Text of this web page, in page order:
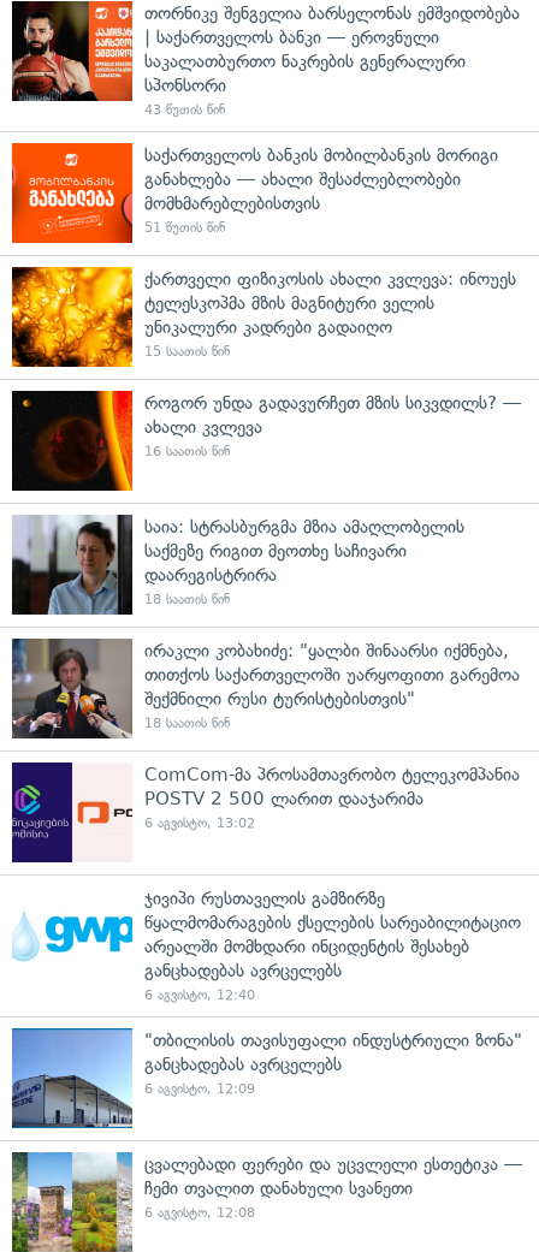
თორნიკე შენგელია ბარსელონას ემშვიდობება
| საქართველოს ბანკი — ეროვნული
საკალათბურთო ნაკრების გენერალური
სპონსორი
43 წუთის წინ
საქართველოს ბანკის მობილბანკის მორიგი
განახლება — ახალი შესაძლებლობები
მომხმარებლებისთვის
51 წუთის წინ
ქართველი ფიზიკოსის ახალი კვლევა: ინოუეს
ტელესკოპმა მზის მაგნიტური ველის
უნიკალური კადრები გადაიღო
15 საათის წინ
როგორ უნდა გადავურჩეთ მზის სიკვდილს? —
ახალი კვლევა
16 საათის წინ
საია: სტრასბურგმა მზია ამაღლობელის
საქმეზე რიგით მეოთხე საჩივარი
დაარეგისტრირა
18 საათის წინ
ირაკლი კობახიძე: "ყალბი შინაარსი იქმნება,
თითქოს საქართველოში უარყოფითი გარემოა
შექმნილი რუსი ტურისტებისთვის"
18 საათის წინ
ComCom-მა პროსამთავრობო ტელეკომპანია
POSTV 2 500 ლარით დააჯარიმა
6 აგვისტო, 13:02
ჯივიპი რუსთაველის გამზირზე
წყალმომარაგების ქსელების სარეაბილიტაციო
არეალში მომხდარი ინციდენტის შესახებ
განცხადებას ავრცელებს
6 აგვისტო, 12:40
"თბილისის თავისუფალი ინდუსტრიული ზონა"
განცხადებას ავრცელებს
6 აგვისტო, 12:09
ცვალებადი ფერები და უცვლელი ესთეტიკა —
ჩემი თვალით დანახული სვანეთი
6 აგვისტო, 12:08